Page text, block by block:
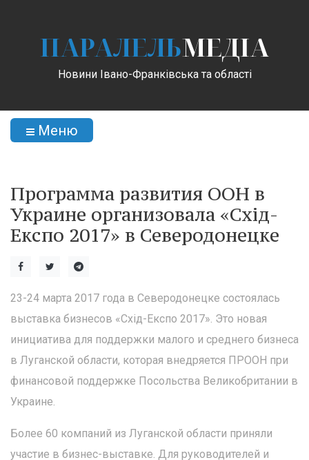
ПАРАЛЕЛЬМЕДІА
Новини Івано-Франківська та області
Меню
Программа развития ООН в
Украине организовала «Схід-
Експо 2017» в Северодонецке
23-24 марта 2017 года в Северодонецке состоялась
выставка бизнесов «Схід-Експо 2017». Это новая
инициатива для поддержки малого и среднего бизнеса
в Луганской области, которая внедряется ПРООН при
финансовой поддержке Посольства Великобритании в
Украине.
Более 60 компаний из Луганской области приняли
участие в бизнес-выставке. Для руководителей и